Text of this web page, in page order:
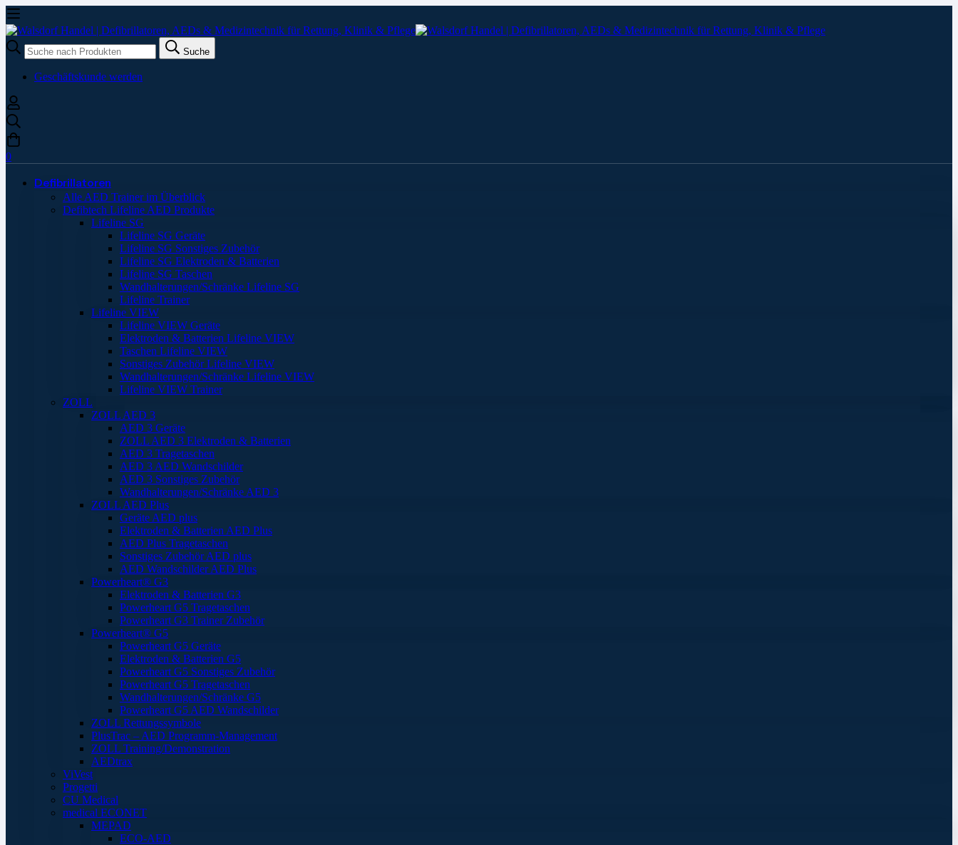
Suche
nach:
Suche
Geschäftskunde werden
0
Defibrillatoren
Alle AED Trainer im Überblick
Defibtech Lifeline AED Produkte
Lifeline SG
Lifeline SG Geräte
Lifeline SG Sonstiges Zubehör
Lifeline SG Elektroden & Batterien
Lifeline SG Taschen
Wandhalterungen/Schränke Lifeline SG
Lifeline Trainer
Lifeline VIEW
Lifeline VIEW Geräte
Elektroden & Batterien Lifeline VIEW
Taschen Lifeline VIEW
Sonstiges Zubehör Lifeline VIEW
Wandhalterungen/Schränke Lifeline VIEW
Lifeline VIEW Trainer
ZOLL
ZOLL AED 3
AED 3 Geräte
ZOLL AED 3 Elektroden & Batterien
AED 3 Tragetaschen
AED 3 AED Wandschilder
AED 3 Sonstiges Zubehör
Wandhalterungen/Schränke AED 3
ZOLL AED Plus
Geräte AED plus
Elektroden & Batterien AED Plus
AED Plus Tragetaschen
Sonstiges Zubehör AED plus
AED Wandschilder AED Plus
Powerheart® G3
Elektroden & Batterien G3
Powerheart G5 Tragetaschen
Powerheart G3 Trainer Zubehör
Powerheart® G5
Powerheart G5 Geräte
Elektroden & Batterien G5
Powerheart G5 Sonstiges Zubehör
Powerheart G5 Tragetaschen
Wandhalterungen/Schränke G5
Powerheart G5 AED Wandschilder
ZOLL Rettungssymbole
PlusTrac – AED Programm-Management
ZOLL Training/Demonstration
AEDtrax
ViVest
Progetti
CU Medical
medical ECONET
MEPAD
ECO-AED